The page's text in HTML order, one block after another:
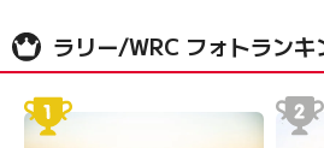
ラリー/WRC フォトランキ